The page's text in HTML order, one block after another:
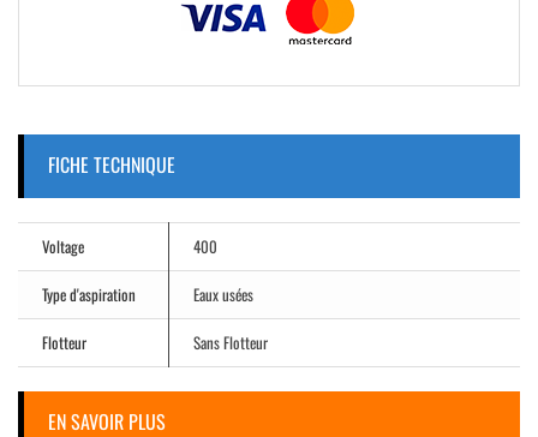
FICHE TECHNIQUE
Voltage
400
Type d'aspiration
Eaux usées
Flotteur
Sans Flotteur
EN SAVOIR PLUS